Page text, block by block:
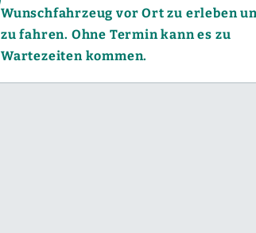
Wunschfahrzeug vor Ort zu erleben
zu fahren. Ohne Termin kann es zu
Wartezeiten kommen.